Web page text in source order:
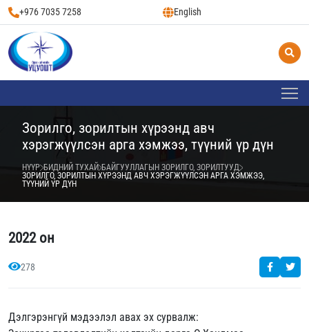
+976 7035 7258 English
Зорилго, зорилтын хүрээнд авч
хэрэгжүүлсэн арга хэмжээ, түүний үр дүн
НҮҮР БИДНИЙ ТУХАЙ БАЙГУУЛЛАГЫН ЗОРИЛГО, ЗОРИЛТУУД
ЗОРИЛГО, ЗОРИЛТЫН ХҮРЭЭНД АВЧ ХЭРЭГЖҮҮЛСЭН АРГА ХЭМЖЭЭ,
ТҮҮНИЙ ҮР ДҮН
2022 он
278
Дэлгэрэнгүй мэдээлэл авах эх сурвалж: